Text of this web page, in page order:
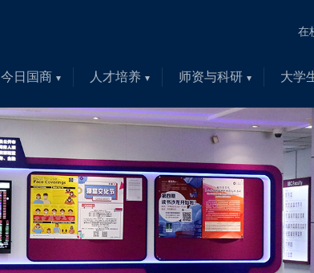
在
今日国商 人才培养 师资与科研 大学